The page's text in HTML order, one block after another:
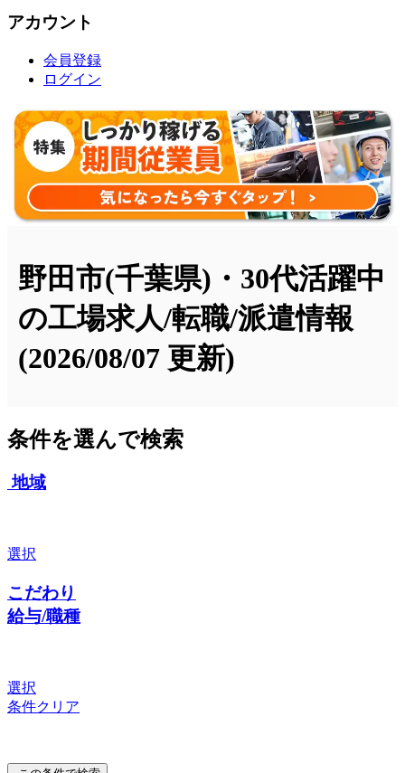
アカウント
会員登録
ログイン
野田市(千葉県)・30代活躍中
の工場求人/転職/派遣情報
(2026/08/07 更新)
条件を選んで検索
地域
選択
こだわり
給与/職種
選択
条件クリア